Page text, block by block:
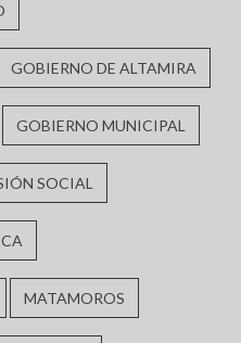
GOBIERNO DE ALTAMIRA
GOBIERNO MUNICIPAL
SOCIAL
MATAMOROS